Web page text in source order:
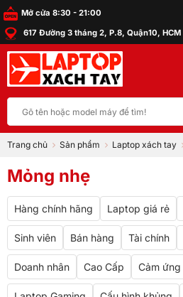
Bỏ
qua
nội
dung
Mở cửa 8:30 - 21:00
617 Đường 3 tháng 2, P.8, Quận10, HCM
kiếm:
Trang chủ Sản phẩm Laptop xách tay
Mỏng nhẹ
Hàng chính hãng Laptop giá rẻ
Sinh viên Bán hàng Tài chính
Doanh nhân Cao Cấp Cảm ứng